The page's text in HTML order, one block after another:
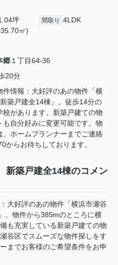
坪
㎡)
間取り 4LDK
郷１丁目64-36
20分
情報：大好評のあの物件「横
築戸建全14棟」。徒歩14分の
があります。新築戸建ての物
自分好みに変更可能です。物
ホームプランナーまでご連絡
からお待ちしております。
築戸建全14棟のコメン
大好評のあの物件「横浜市瀬谷
物件から385mのところに横
も充実している新築戸建ての物
谷区でスムーズな物件探しをす
までお客様のご希望条件をお申